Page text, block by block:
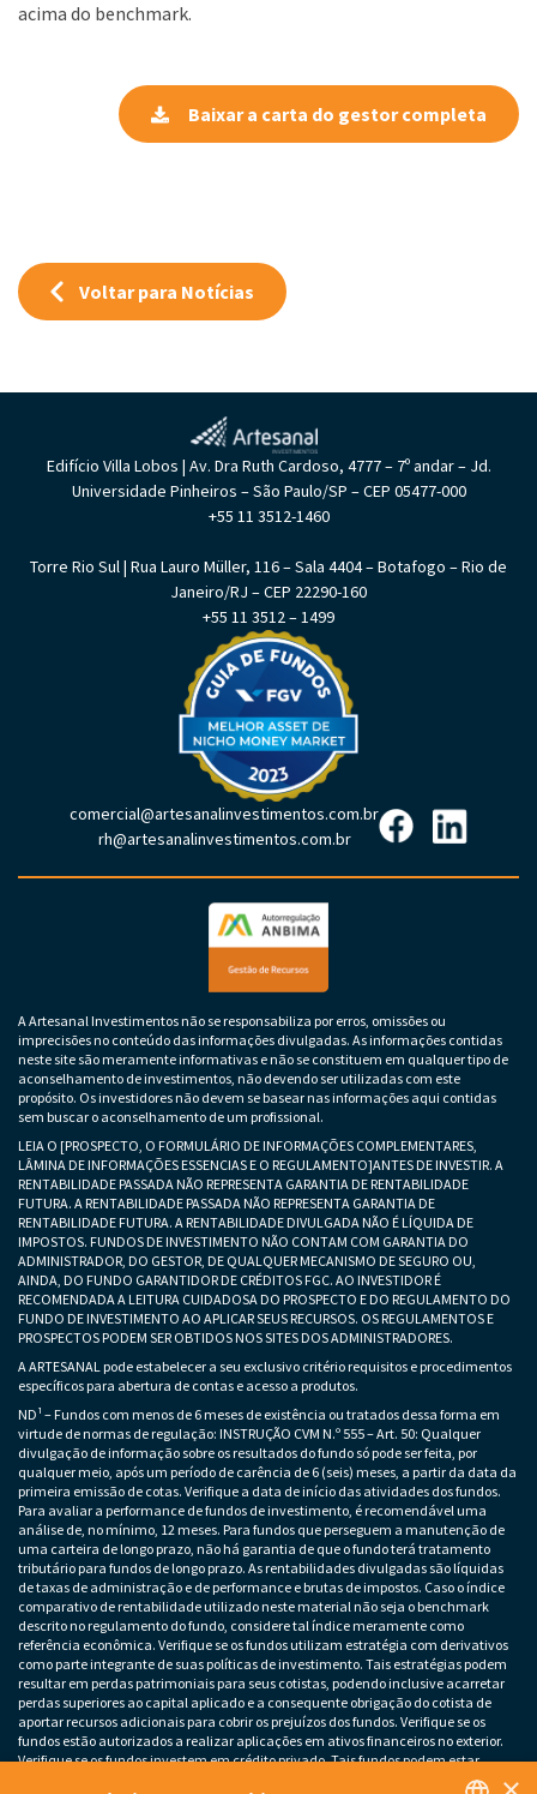
acima do benchmark.
Baixar a carta do gestor completa
Voltar para Notícias
Edifício Villa Lobos | Av. Dra Ruth Cardoso, 4777 – 7º andar – Jd.
Universidade Pinheiros – São Paulo/SP – CEP 05477-000
+55 11 3512-1460
Torre Rio Sul | Rua Lauro Müller, 116 – Sala 4404 – Botafogo – Rio de
Janeiro/RJ – CEP 22290-160
+55 11 3512 – 1499
comercial@artesanalinvestimentos.com.br
rh@artesanalinvestimentos.com.br
A Artesanal Investimentos não se responsabiliza por erros, omissões ou
imprecisões no conteúdo das informações divulgadas. As informações contidas
neste site são meramente informativas e não se constituem em qualquer tipo de
aconselhamento de investimentos, não devendo ser utilizadas com este
propósito. Os investidores não devem se basear nas informações aqui contidas
sem buscar o aconselhamento de um profissional.
LEIA O [PROSPECTO, O FORMULÁRIO DE INFORMAÇÕES COMPLEMENTARES,
LÂMINA DE INFORMAÇÕES ESSENCIAS E O REGULAMENTO]ANTES DE INVESTIR. A
RENTABILIDADE PASSADA NÃO REPRESENTA GARANTIA DE RENTABILIDADE
FUTURA. A RENTABILIDADE PASSADA NÃO REPRESENTA GARANTIA DE
RENTABILIDADE FUTURA. A RENTABILIDADE DIVULGADA NÃO É LÍQUIDA DE
IMPOSTOS. FUNDOS DE INVESTIMENTO NÃO CONTAM COM GARANTIA DO
ADMINISTRADOR, DO GESTOR, DE QUALQUER MECANISMO DE SEGURO OU,
AINDA, DO FUNDO GARANTIDOR DE CRÉDITOS FGC. AO INVESTIDOR É
RECOMENDADA A LEITURA CUIDADOSA DO PROSPECTO E DO REGULAMENTO DO
FUNDO DE INVESTIMENTO AO APLICAR SEUS RECURSOS. OS REGULAMENTOS E
PROSPECTOS PODEM SER OBTIDOS NOS SITES DOS ADMINISTRADORES.
A ARTESANAL pode estabelecer a seu exclusivo critério requisitos e procedimentos
específicos para abertura de contas e acesso a produtos.
ND¹ – Fundos com menos de 6 meses de existência ou tratados dessa forma em
virtude de normas de regulação: INSTRUÇÃO CVM N.º 555 – Art. 50: Qualquer
divulgação de informação sobre os resultados do fundo só pode ser feita, por
qualquer meio, após um período de carência de 6 (seis) meses, a partir da data da
primeira emissão de cotas. Verifique a data de início das atividades dos fundos.
Para avaliar a performance de fundos de investimento, é recomendável uma
análise de, no mínimo, 12 meses. Para fundos que perseguem a manutenção de
uma carteira de longo prazo, não há garantia de que o fundo terá tratamento
tributário para fundos de longo prazo. As rentabilidades divulgadas são líquidas
de taxas de administração e de performance e brutas de impostos. Caso o índice
comparativo de rentabilidade utilizado neste material não seja o benchmark
descrito no regulamento do fundo, considere tal índice meramente como
referência econômica. Verifique se os fundos utilizam estratégia com derivativos
como parte integrante de suas políticas de investimento. Tais estratégias podem
resultar em perdas patrimoniais para seus cotistas, podendo inclusive acarretar
perdas superiores ao capital aplicado e a consequente obrigação do cotista de
aportar recursos adicionais para cobrir os prejuízos dos fundos. Verifique se os
fundos estão autorizados a realizar aplicações em ativos financeiros no exterior.
Verifique se os fundos investem em crédito privado. Tais fundos podem estar
sujeitos a risco de perda substancial do patrimônio líquido em caso de eventos